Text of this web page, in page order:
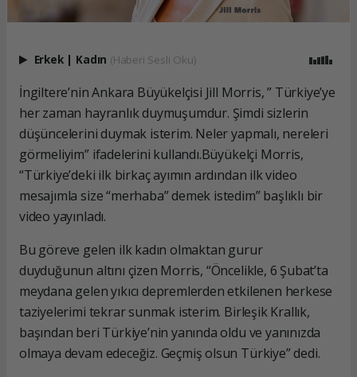
Erkek | Kadın (Haberi Sesli Oku)
İngiltere’nin Ankara Büyükelçisi Jill Morris, ” Türkiye’ye
her zaman hayranlık duymuşumdur. Şimdi sizlerin
düşüncelerini duymak isterim. Neler yapmalı, nereleri
görmeliyim” ifadelerini kullandı.Büyükelçi Morris,
“Türkiye’deki ilk birkaç ayımın ardından ilk video
mesajımla size “merhaba” demek istedim” başlıklı bir
video yayınladı.
Bu göreve gelen ilk kadın olmaktan gurur
duyduğunun altını çizen Morris, “Öncelikle, 6 Şubat’ta
meydana gelen yıkıcı depremlerden etkilenen herkese
taziyelerimi tekrar sunmak isterim. Birleşik Krallık,
başından beri Türkiye’nin yanında oldu ve yanınızda
olmaya devam edeceğiz. Geçmiş olsun Türkiye” dedi.